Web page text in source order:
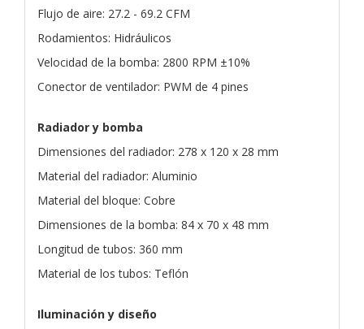
Flujo de aire: 27.2 - 69.2 CFM
Rodamientos: Hidráulicos
Velocidad de la bomba: 2800 RPM ±10%
Conector de ventilador: PWM de 4 pines
Radiador y bomba
Dimensiones del radiador: 278 x 120 x 28 mm
Material del radiador: Aluminio
Material del bloque: Cobre
Dimensiones de la bomba: 84 x 70 x 48 mm
Longitud de tubos: 360 mm
Material de los tubos: Teflón
Iluminación y diseño